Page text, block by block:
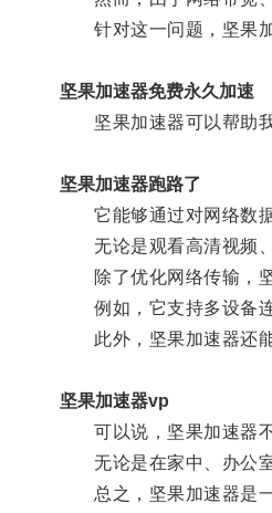
针对这一问题，坚果加
坚果加速器免费永久加速
坚果加速器可以帮助我
坚果加速器跑路了
它能够通过对网络数据
无论是观看高清视频、
除了优化网络传输，坚
例如，它支持多设备连
此外，坚果加速器还能
坚果加速器vp
可以说，坚果加速器不
无论是在家中、办公室
总之，坚果加速器是一